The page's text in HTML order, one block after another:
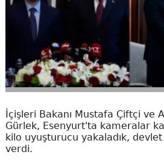
İçişleri Bakanı Mustafa Çiftçi ve
Gürlek, Esenyurt'ta kameralar
kilo uyuşturucu yakaladık,
verdi.